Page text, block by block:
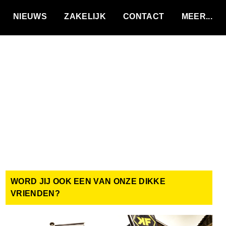
NIEUWS ZAKELIJK CONTACT
WORD JIJ OOK EEN VAN ONZE DIKKE
VRIENDEN?